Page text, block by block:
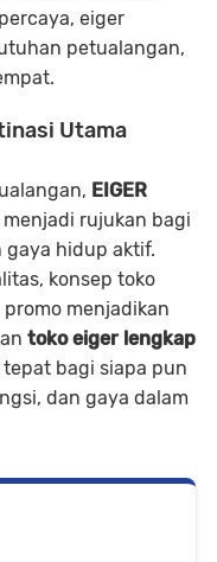
eiger
petualangan,
Utama
EIGER
rujukan bagi
hidup aktif.
konsep toko
menjadikan
toko eiger lengkap
bagi siapa pun
dan gaya dalam